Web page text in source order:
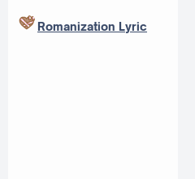
Romanization Lyric